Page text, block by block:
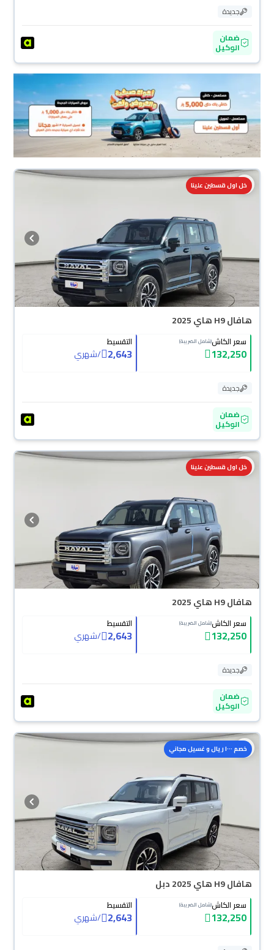
جديدة
ضمان
الوكيل
خل اول قسطين علينا
هافال H9 هاي 2025
سعر الكاش(شامل الضريبة)
132,250
التقسيط
2,643
/شهري
جديدة
ضمان
الوكيل
خل اول قسطين علينا
هافال H9 هاي 2025
سعر الكاش(شامل الضريبة)
132,250
التقسيط
2,643
/شهري
جديدة
ضمان
الوكيل
خصم ١٠٠٠ ريال و غسيل مجاني
هافال H9 هاي 2025 دبل
سعر الكاش(شامل الضريبة)
132,250
التقسيط
2,643
/شهري